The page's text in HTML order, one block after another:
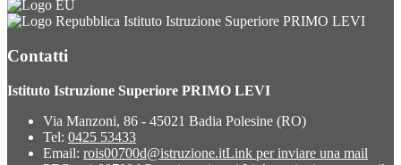
Istituto Istruzione Superiore PRIMO LEVI
Contatti
Istituto Istruzione Superiore PRIMO LEVI
Via Manzoni, 86 - 45021 Badia Polesine (RO)
Tel: 0425 53433
Email: rois00700d@istruzione.itLink per inviare una mail